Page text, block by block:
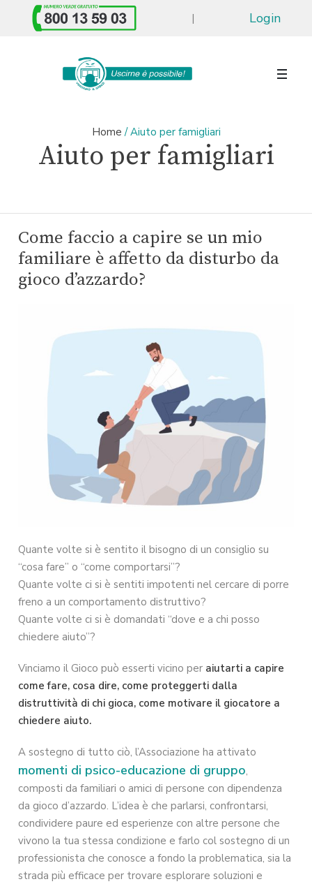
| Login
Home /Aiuto per famigliari
Aiuto per famigliari
Come faccio a capire se un mio
familiare è affetto da disturbo da
gioco d’azzardo?
Quante volte si è sentito il bisogno di un consiglio su
“cosa fare” o “come comportarsi”?
Quante volte ci si è sentiti impotenti nel cercare di porre
freno a un comportamento distruttivo?
Quante volte ci si è domandati “dove e a chi posso
chiedere aiuto”?
Vinciamo il Gioco può esserti vicino per aiutarti a capire
come fare, cosa dire, come proteggerti dalla
distruttività di chi gioca, come motivare il giocatore a
chiedere aiuto.
A sostegno di tutto ciò, l’Associazione ha attivato
momenti di psico-educazione di gruppo,
composti da familiari o amici di persone con dipendenza
da gioco d’azzardo. L’idea è che parlarsi, confrontarsi,
condividere paure ed esperienze con altre persone che
vivono la tua stessa condizione e farlo col sostegno di un
professionista che conosce a fondo la problematica, sia la
strada più efficace per trovare esplorare soluzioni e